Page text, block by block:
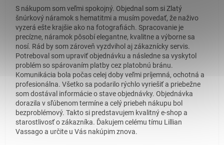
S nákupom som veľmi spokojný. Objednal som si Zlatý
šnúrkový náramok s hematitmi a musím povedať, že naživo
vyzerá ešte krajšie ako na fotografiách. Spracovanie je
precízne, náramok pôsobí elegantne, kvalitne a výborne sa
nosí. Rád by som zároveň vyzdvihol aj zákaznícky servis.
Potreboval som upraviť objednávku a následne sa vyskytol
problém so spárovaním platby cez platobnú bránu.
Komunikácia bola počas celej doby veľmi príjemná, ochotná a
profesionálna. Všetko sa podarilo rýchlo vyriešiť a priebežne
som dostával informácie o stave objednávky. Objednávka
dorazila v sľúbenom termíne a celý priebeh nákupu bol
bezproblémový. Takto si predstavujem kvalitný e-shop a
starostlivosť o zákazníka. Ďakujem celému tímu Lillian
Vassago a určite u Vás nakúpim znova.